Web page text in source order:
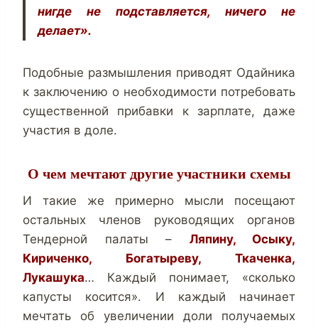
нигде не подставляется, ничего не
делает».
Подобные размышления приводят Одайника
к заключению о необходимости потребовать
существенной прибавки к зарплате, даже
участия в доле.
О чем мечтают другие участники схемы
И такие же примерно мысли посещают
остальных членов руководящих органов
Тендерной палаты – Ляпину, Осыку,
Кириченко, Богатыреву, Ткаченка,
Лукашука… Каждый понимает, «сколько
капусты косится». И каждый начинает
мечтать об увеличении доли получаемых